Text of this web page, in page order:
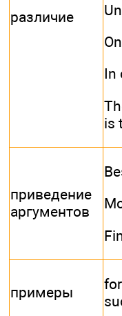
различие
In
is
приведение
аргументов
примеры